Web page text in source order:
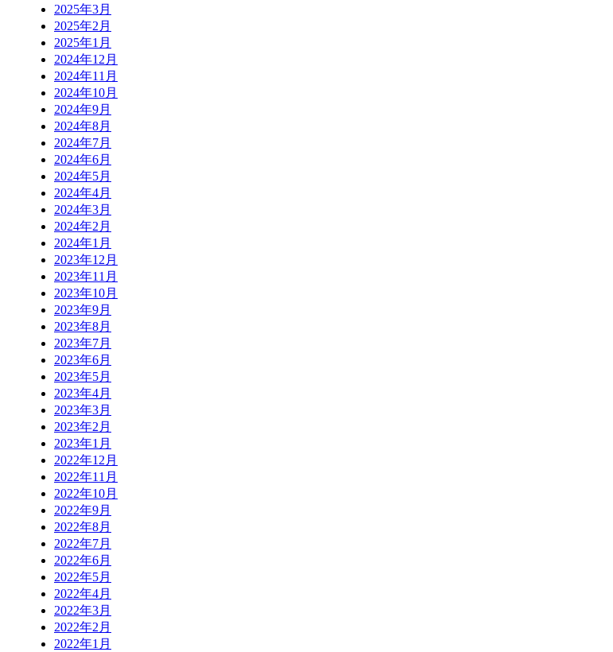
2025年3月
2025年2月
2025年1月
2024年12月
2024年11月
2024年10月
2024年9月
2024年8月
2024年7月
2024年6月
2024年5月
2024年4月
2024年3月
2024年2月
2024年1月
2023年12月
2023年11月
2023年10月
2023年9月
2023年8月
2023年7月
2023年6月
2023年5月
2023年4月
2023年3月
2023年2月
2023年1月
2022年12月
2022年11月
2022年10月
2022年9月
2022年8月
2022年7月
2022年6月
2022年5月
2022年4月
2022年3月
2022年2月
2022年1月